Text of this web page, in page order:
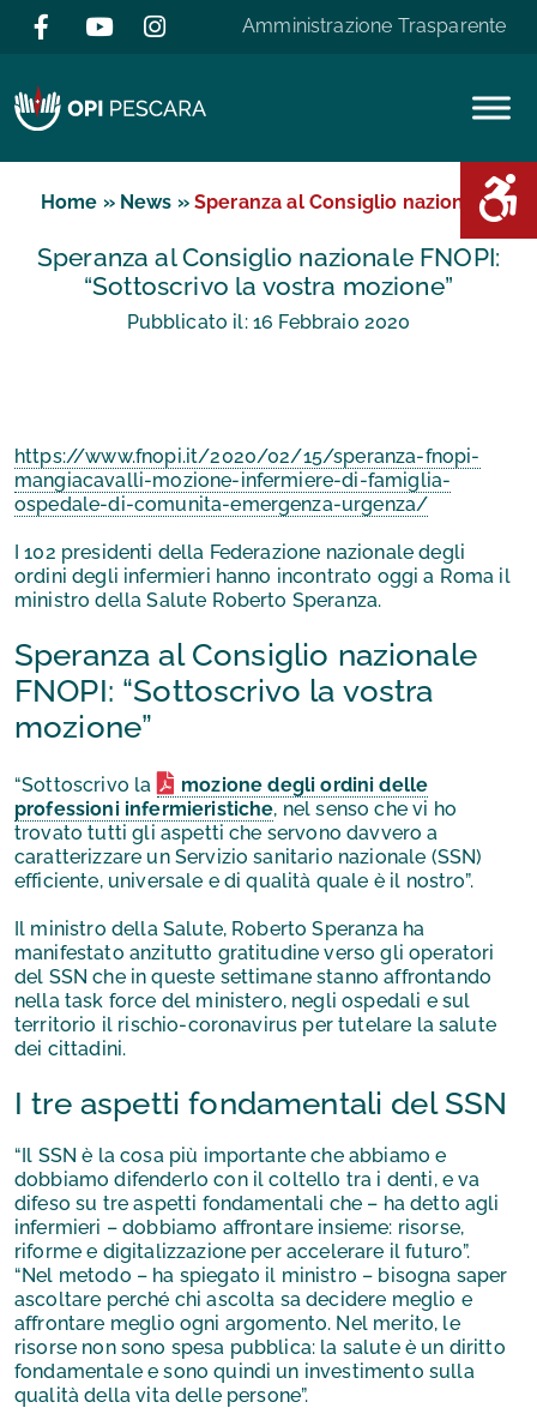
Salta al contenuto
Amministrazione Trasparente
Area
Home » News » Speranza al Consiglio nazional...
Speranza al Consiglio nazionale FNOPI:
“Sottoscrivo la vostra mozione”
Pubblicato il: 16 Febbraio 2020
https://www.fnopi.it/2020/02/15/speranza-fnopi-
mangiacavalli-mozione-infermiere-di-famiglia-
ospedale-di-comunita-emergenza-urgenza/
I 102 presidenti della Federazione nazionale degli
ordini degli infermieri hanno incontrato oggi a Roma il
ministro della Salute Roberto Speranza.
Speranza al Consiglio nazionale
FNOPI: “Sottoscrivo la vostra
mozione”
“Sottoscrivo la
mozione degli ordini delle
professioni infermieristiche, nel senso che vi ho
trovato tutti gli aspetti che servono davvero a
caratterizzare un Servizio sanitario nazionale (SSN)
efficiente, universale e di qualità quale è il nostro”.
Il ministro della Salute, Roberto Speranza ha
manifestato anzitutto gratitudine verso gli operatori
del SSN che in queste settimane stanno affrontando
nella task force del ministero, negli ospedali e sul
territorio il rischio-coronavirus per tutelare la salute
dei cittadini.
I tre aspetti fondamentali del SSN
“Il SSN è la cosa più importante che abbiamo e
dobbiamo difenderlo con il coltello tra i denti, e va
difeso su tre aspetti fondamentali che – ha detto agli
infermieri – dobbiamo affrontare insieme: risorse,
riforme e digitalizzazione per accelerare il futuro”.
“Nel metodo – ha spiegato il ministro – bisogna saper
ascoltare perché chi ascolta sa decidere meglio e
affrontare meglio ogni argomento. Nel merito, le
risorse non sono spesa pubblica: la salute è un diritto
fondamentale e sono quindi un investimento sulla
qualità della vita delle persone”.